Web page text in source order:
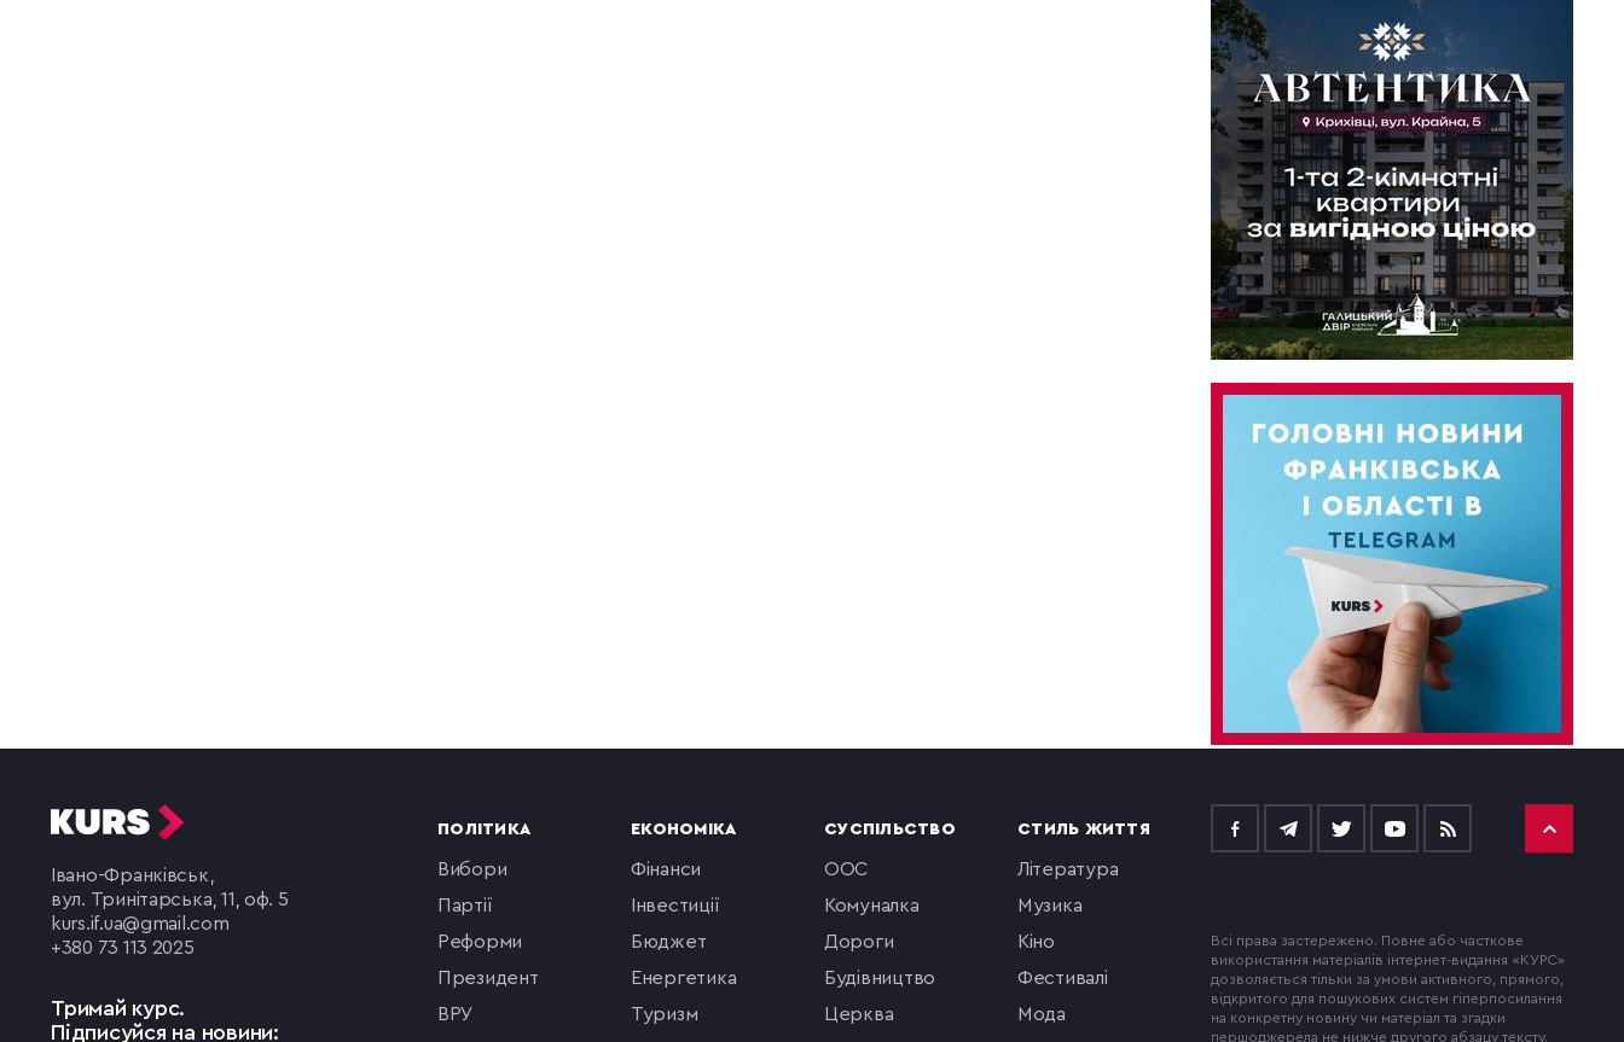
Івано-Франківськ,
вул. Тринітарська, 11, оф. 5
kurs.if.ua@gmail.com
+380 73 113 2025
Тримай курс.
Підписуйся на новини:
ПОЛІТИКА
вибори
партії
реформи
президент
ВРУ
ЕКОНОМІКА
фінанси
інвестиції
бюджет
енергетика
туризм
СУСПІЛЬСТВО
ООС
комуналка
Дороги
будівництво
церква
СТИЛЬ ЖИТТЯ
література
музика
кіно
фестивалі
мода
Всі права застережено. Повне або часткове
використання матеріалів інтернет-видання «КУРС»
дозволяється тільки за умови активного, прямого,
відкритого для пошукових систем гіперпосилання
на конкретну новину чи матеріал та згадки
першоджерела не нижче другого абзацу тексту.